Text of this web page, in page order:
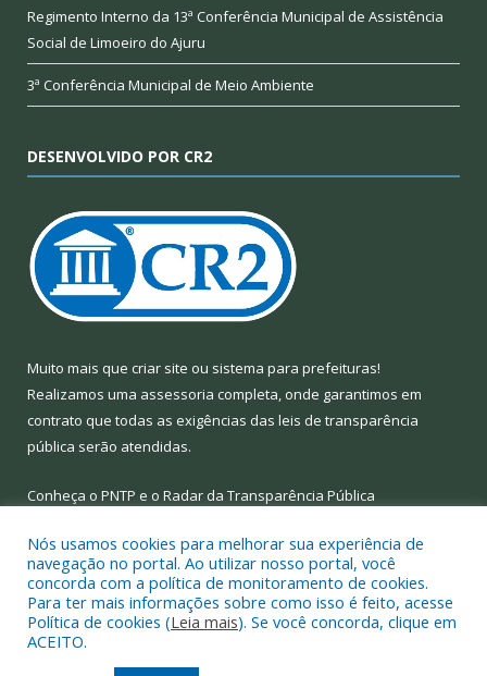
Regimento Interno da 13ª Conferência Municipal de Assistência
Social de Limoeiro do Ajuru
3ª Conferência Municipal de Meio Ambiente
DESENVOLVIDO POR CR2
Muito mais que criar site ou sistema para prefeituras!
Realizamos uma assessoria completa, onde garantimos em
contrato que todas as exigências das leis de transparência
pública serão atendidas.
Conheça o PNTP e o Radar da Transparência Pública
Todos os direitos reservados a Prefeitura Municipal de Limoeiro
do Ajuru.
Nós usamos cookies para melhorar sua experiência de
navegação no portal. Ao utilizar nosso portal, você
concorda com a política de monitoramento de cookies.
Para ter mais informações sobre como isso é feito, acesse
Política de cookies (Leia mais). Se você concorda, clique em
ACEITO.